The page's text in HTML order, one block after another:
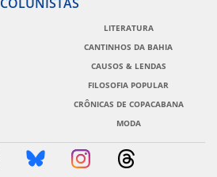
LITERATURA
CANTINHOS DA BAHIA
CAUSOS & LENDAS
FILOSOFIA POPULAR
CRÔNICAS DE COPACABANA
MODA